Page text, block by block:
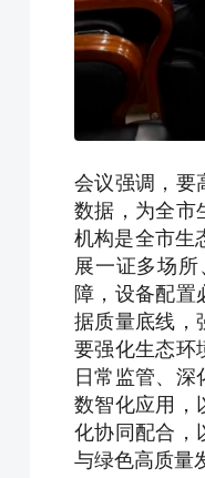
会议强调，要
数据，为全市
机构是全市生
展一证多场
障，设备配置
据质量底线，
要强化生态环
日常监管、深
数智化应用，
化协同配合，
与绿色高质量